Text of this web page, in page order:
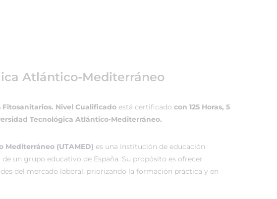
Atlántico-Mediterráneo
Nivel Cualificado está certificado con 125 Horas, 5
Tecnológica Atlántico-Mediterráneo.
Mediterráneo (UTAMED) es una institución de educación
un grupo educativo de España. Su propósito es ofrecer
del mercado laboral, priorizando la formación práctica y en